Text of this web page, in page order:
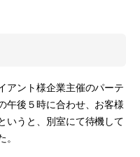
ント様企業主催のパーテ
午後５時に合わせ、お客様
いうと、別室にて待機して